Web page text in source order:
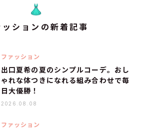
ッションの新着記事
ファッション
出口夏希の夏のシンプルコーデ。おし
ゃれな体つきになれる組み合わせで毎
日大優勝！
2026.08.08
ファッション